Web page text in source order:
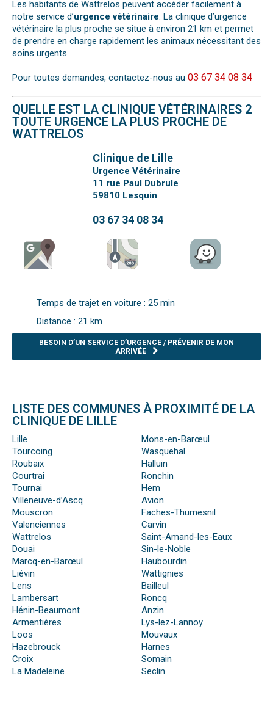
Les habitants de Wattrelos peuvent accéder facilement à
notre service d’urgence vétérinaire. La clinique d’urgence
vétérinaire la plus proche se situe à environ 21 km et permet
de prendre en charge rapidement les animaux nécessitant des
soins urgents.
Pour toutes demandes, contactez-nous au 03 67 34 08 34
QUELLE EST LA CLINIQUE VÉTÉRINAIRES 2
TOUTE URGENCE LA PLUS PROCHE DE
WATTRELOS
Clinique de Lille
Urgence Vétérinaire
11 rue Paul Dubrule
59810 Lesquin
03 67 34 08 34
Temps de trajet en voiture : 25 min
Distance : 21 km
BESOIN D’UN SERVICE D’URGENCE / PRÉVENIR DE MON
ARRIVÉE
LISTE DES COMMUNES À PROXIMITÉ DE LA
CLINIQUE DE LILLE
Lille
Tourcoing
Roubaix
Courtrai
Tournai
Villeneuve-d’Ascq
Mouscron
Valenciennes
Wattrelos
Douai
Marcq-en-Barœul
Liévin
Lens
Lambersart
Hénin-Beaumont
Armentières
Loos
Hazebrouck
Croix
La Madeleine
Mons-en-Barœul
Wasquehal
Halluin
Ronchin
Hem
Avion
Faches-Thumesnil
Carvin
Saint-Amand-les-Eaux
Sin-le-Noble
Haubourdin
Wattignies
Bailleul
Roncq
Anzin
Lys-lez-Lannoy
Mouvaux
Harnes
Somain
Seclin